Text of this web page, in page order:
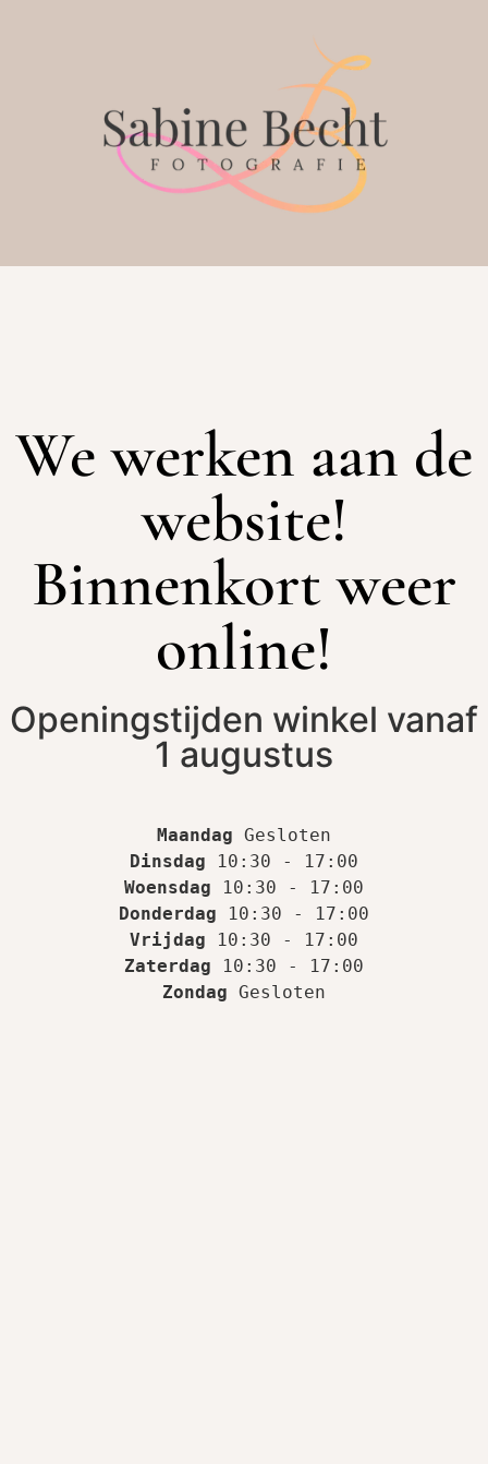
We werken aan de
website!
Binnenkort weer
online!
Openingstijden winkel vanaf
1 augustus
Maandag
Dinsdag
Woensdag
Donderdag
Vrijdag
Zaterdag
Zondag Gesloten